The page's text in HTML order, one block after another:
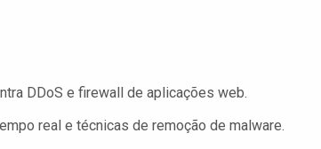
DDoS e firewall de aplicações web.
real e técnicas de remoção de malware.